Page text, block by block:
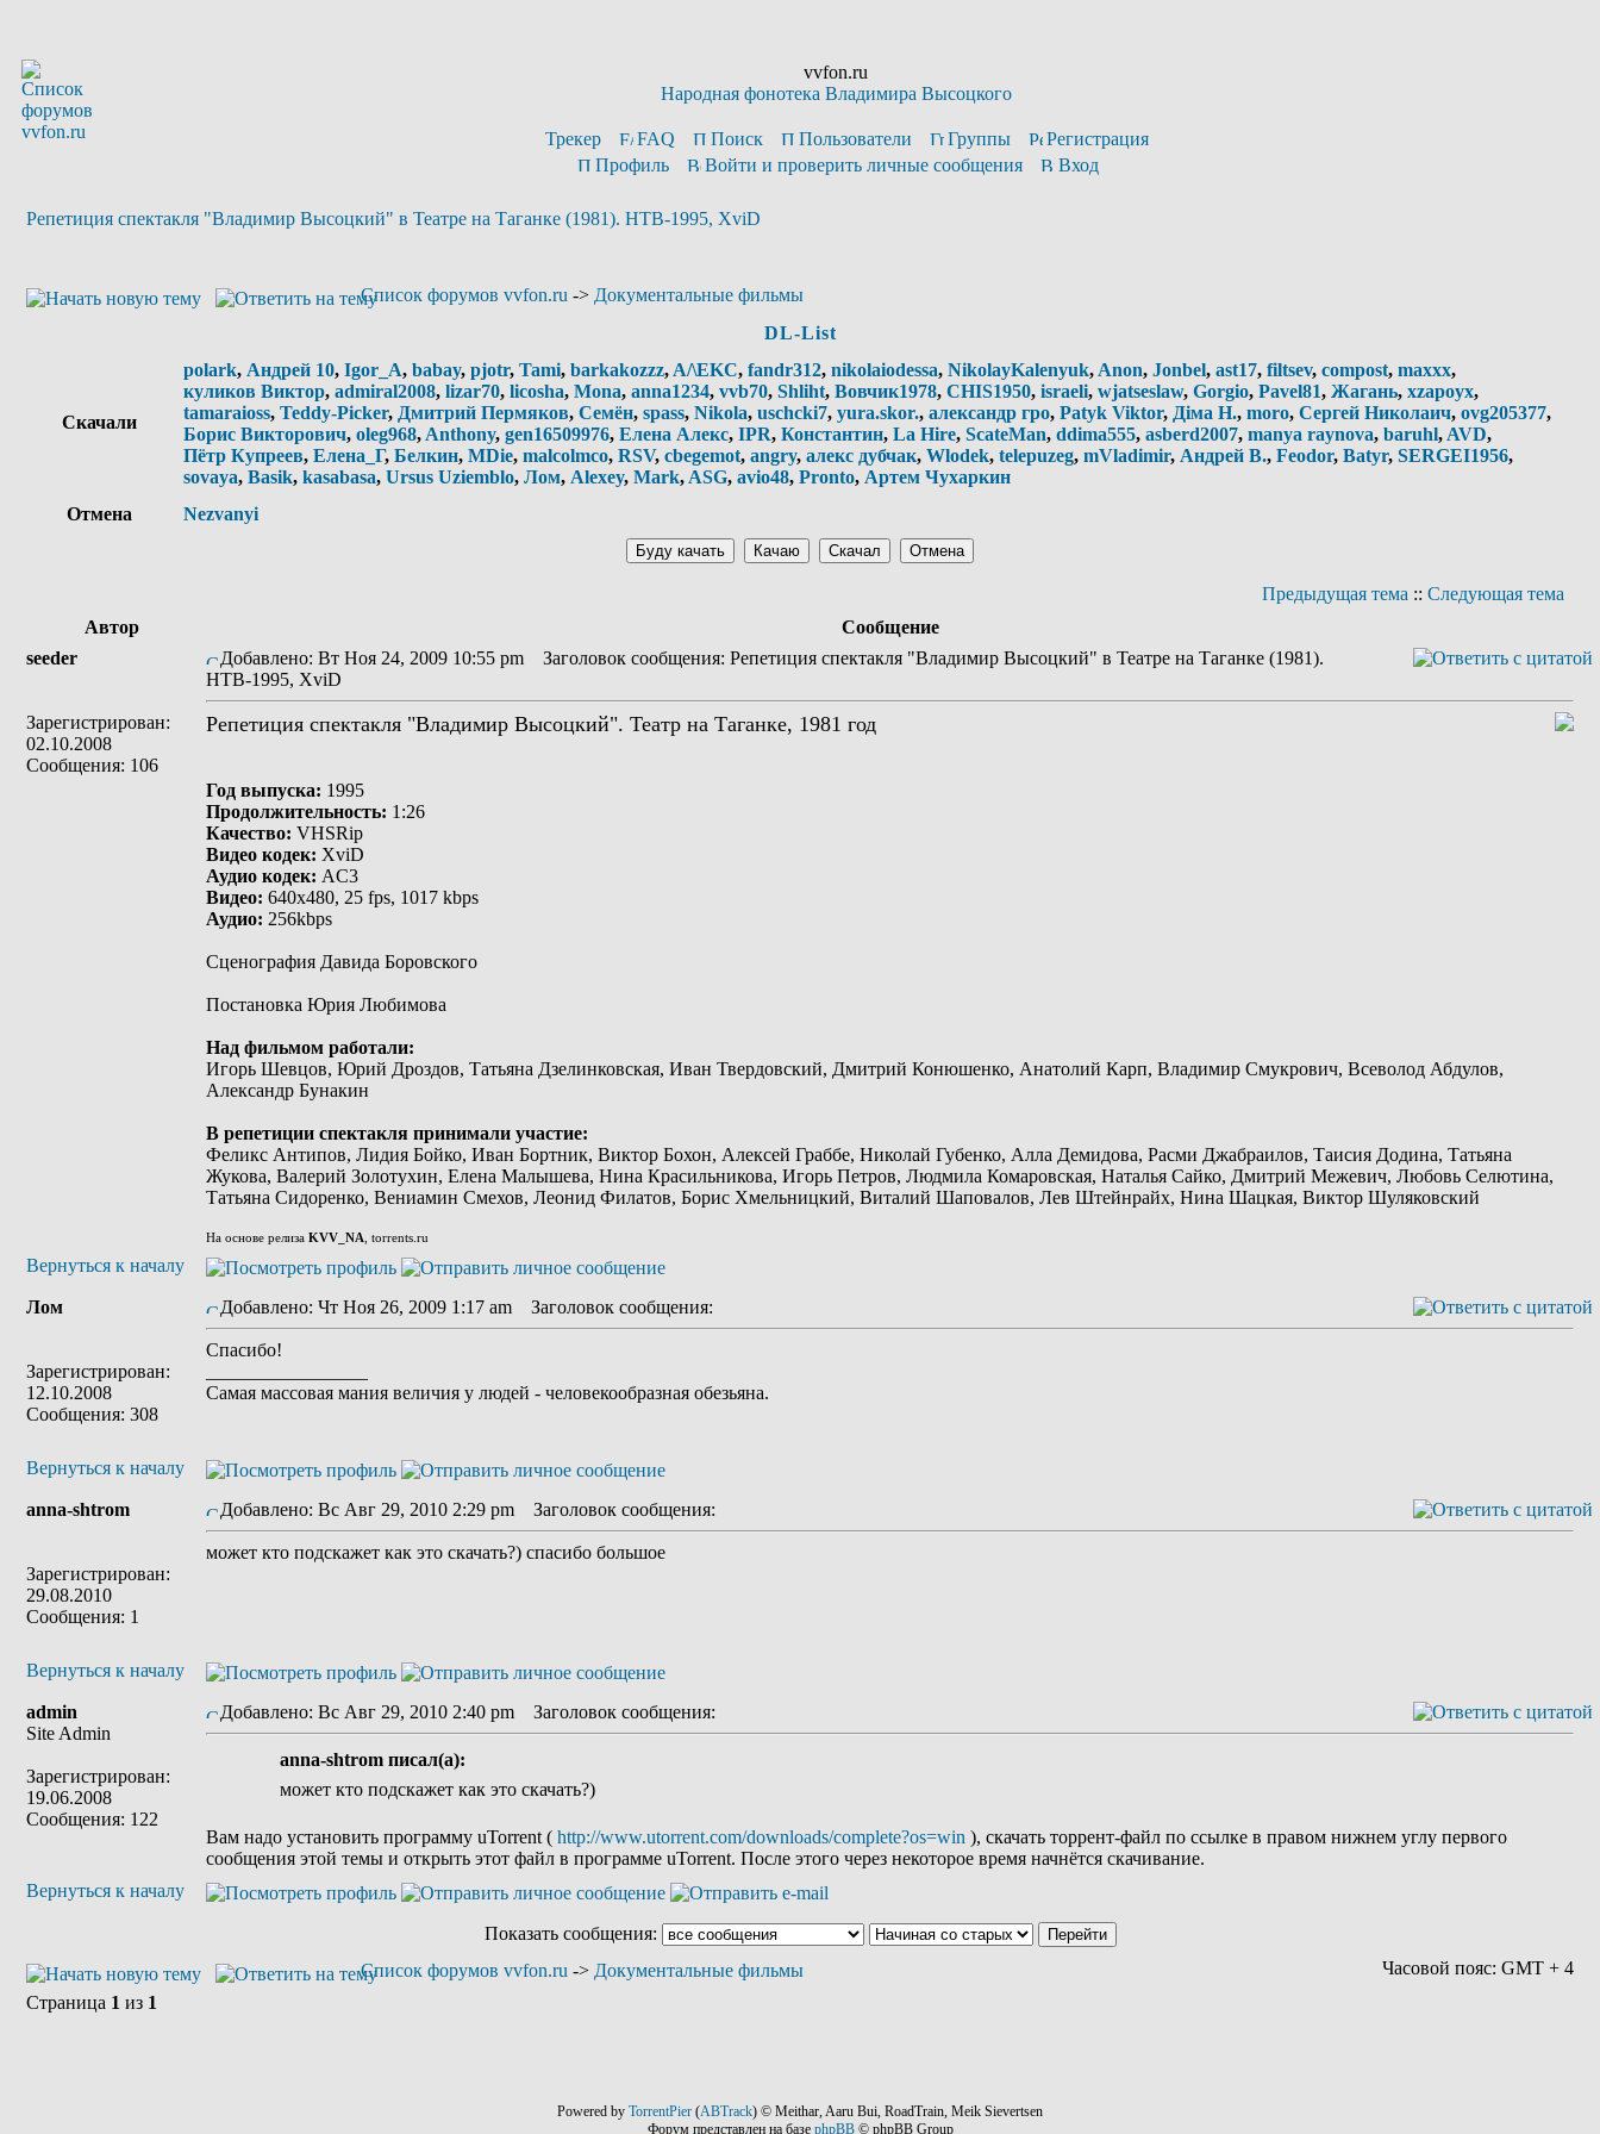
vvfon.ru
Народная фонотека Владимира Высоцкого
Трекер FAQ Поиск Пользователи Группы
Регистрация
Профиль
Войти и проверить личные сообщения Вход
Репетиция спектакля "Владимир Высоцкий" в Театре на Таганке (1981). НТВ-1995, XviD
Список форумов vvfon.ru -> Документальные фильмы
DL-List
Скачали
polark, Андрей 10, Igor_A, babay, pjotr, Tami, barkakozzz, A/\EKC, fandr312, nikolaiodessa, NikolayKalenyuk, Anon, Jonbel, ast17, filtsev, compost, maxxx,
куликов Виктор, admiral2008, lizar70, licosha, Mona, anna1234, vvb70, Shliht, Вовчик1978, CHIS1950, israeli, wjatseslaw, Gorgio, Pavel81, Жагань, xzapoyx,
tamaraioss, Teddy-Picker, Дмитрий Пермяков, Семён, spass, Nikola, uschcki7, yura.skor., александр гро, Patyk Viktor, Діма Н., moro, Сергей Николаич, ovg205377,
Борис Викторович, oleg968, Anthony, gen16509976, Елена Алекс, IPR, Константин, La Hire, ScateMan, ddima555, asberd2007, manya raynova, baruhl, AVD,
Пётр Купреев, Елена_Г, Белкин, MDie, malcolmco, RSV, cbegemot, angry, алекс дубчак, Wlodek, telepuzeg, mVladimir, Андрей В., Feodor, Batyr, SERGEI1956,
sovaya, Basik, kasabasa, Ursus Uziemblo, Лом, Alexey, Mark, ASG, avio48, Pronto, Артем Чухаркин
Отмена
Nezvanyi
Предыдущая тема :: Следующая тема
Автор
Сообщение
seeder
Зарегистрирован:
02.10.2008
Сообщения: 106
Добавлено: Вт Ноя 24, 2009 10:55 pm
Заголовок сообщения: Репетиция спектакля "Владимир Высоцкий" в Театре на Таганке (1981).
НТВ-1995, XviD
Репетиция спектакля "Владимир Высоцкий". Театр на Таганке, 1981 год
Год выпуска: 1995
Продолжительность: 1:26
Качество: VHSRip
Видео кодек: XviD
Аудио кодек: AC3
Видео: 640x480, 25 fps, 1017 kbps
Аудио: 256kbps
Сценография Давида Боровского
Постановка Юрия Любимова
Над фильмом работали:
Игорь Шевцов, Юрий Дроздов, Татьяна Дзелинковская, Иван Твердовский, Дмитрий Конюшенко, Анатолий Карп, Владимир Смукрович, Всеволод Абдулов,
Александр Бунакин
В репетиции спектакля принимали участие:
Феликс Антипов, Лидия Бойко, Иван Бортник, Виктор Бохон, Алексей Граббе, Николай Губенко, Aллa Демидова, Расми Джабраилов, Таисия Додина, Татьяна
Жукова, Валерий Золотухин, Елена Малышева, Нина Красильникова, Игорь Петров, Людмила Комаровская, Наталья Сайко, Дмитрий Межевич, Любовь Селютина,
Татьяна Сидоренко, Вениамин Смехов, Леонид Филатов, Борис Хмельницкий, Виталий Шаповалов, Лев Штейнрайх, Нина Шацкая, Виктор Шуляковский
На основе релиза KVV_NA , torrents.ru
Вернуться к началу
Лом
Зарегистрирован:
12.10.2008
Сообщения: 308
Добавлено: Чт Ноя 26, 2009 1:17 am Заголовок сообщения:
Cпасибо!
Cамая массовая мания величия у людей - человекообразная обезьяна.
Вернуться к началу
anna-shtrom
Зарегистрирован:
29.08.2010
Сообщения: 1
Добавлено: Вс Авг 29, 2010 2:29 pm Заголовок сообщения:
может кто подскажет как это скачать?) спасибо большое
Вернуться к началу
admin
Site Admin
Зарегистрирован:
19.06.2008
Сообщения: 122
Добавлено: Вс Авг 29, 2010 2:40 pm Заголовок сообщения:
anna-shtrom писал(а):
может кто подскажет как это скачать?)
Вам надо установить программу uTorrent ( http://www.utorrent.com/downloads/complete?os=win ), скачать торрент-файл по ссылке в правом нижнем углу первого
сообщения этой темы и открыть этот файл в программе uTorrent. После этого через некоторое время начнётся скачивание.
Вернуться к началу
Показать сообщения:
Список форумов vvfon.ru -> Документальные фильмы
Часовой пояс: GMT + 4
Страница 1 из 1
Powered by TorrentPier (ABTrack) © Meithar, Aaru Bui, RoadTrain, Meik Sievertsen
Форум представлен на базе phpBB© phpBB Group